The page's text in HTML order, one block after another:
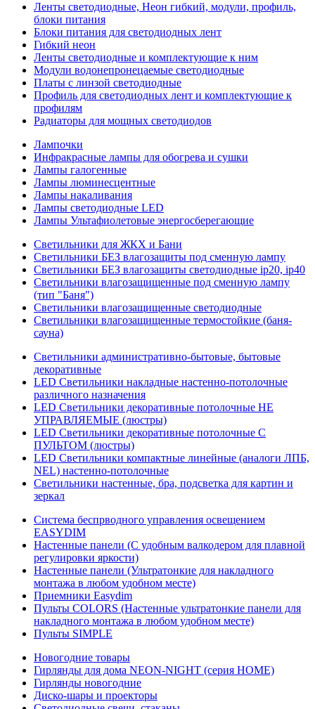
Ленты светодиодные, Неон гибкий, модули, профиль,
блоки питания
Блоки питания для светодиодных лент
Гибкий неон
Ленты светодиодные и комплектующие к ним
Модули водонепронецаемые светодиодные
Платы с линзой светодиодные
Профиль для светодиодных лент и комплектующие к
профилям
Радиаторы для мощных светодиодов
Лампочки
Инфракрасные лампы для обогрева и сушки
Лампы галогенные
Лампы люминесцентные
Лампы накаливания
Лампы светодиодные LED
Лампы Ультафиолетовые энергосберегающие
Светильники для ЖКХ и Бани
Светильники БЕЗ влагозащиты под сменную лампу
Светильники БЕЗ влагозащиты светодиодные ip20, ip40
Светильники влагозащищенные под сменную лампу
(тип "Баня")
Светильники влагозащищенные светодиодные
Светильники влагозащищенные термостойкие (баня-
сауна)
Светильники административно-бытовые, бытовые
декоративные
LED Cветильники накладные настенно-потолочные
различного назначения
LED Светильники декоративные потолочные НЕ
УПРАВЛЯЕМЫЕ (люстры)
LED Светильники декоративные потолочные С
ПУЛЬТОМ (люстры)
LED Светильники компактные линейные (аналоги ЛПБ,
NEL) настенно-потолочные
Светильники настенные, бра, подсветка для картин и
зеркал
Система беспрводного управления освещением
EASYDIM
Настенные панели (С удобным валкодером для плавной
регулировки яркости)
Настенные панели (Ультратонкие для накладного
монтажа в любом удобном месте)
Приемники Easydim
Пульты COLORS (Настенные ультратонкие панели для
накладного монтажа в любом удобном месте)
Пульты SIMPLE
Новогодние товары
Гирлянды для дома NEON-NIGHT (серия HOME)
Гирлянды новогодние
Диско-шары и проекторы